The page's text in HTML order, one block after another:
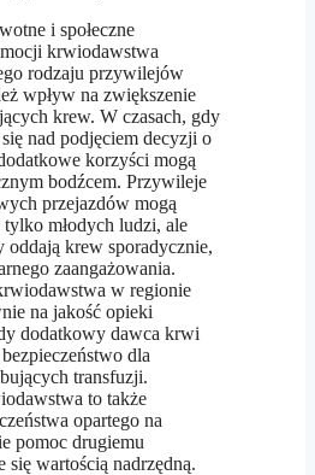
i społeczne
krwiodawstwa
rodzaju przywilejów
wpływ na zwiększenie
krew. W czasach, gdy
nad podjęciem decyzji o
korzyści mogą
bodźcem. Przywileje
przejazdów mogą
młodych ludzi, ale
oddają krew sporadycznie,
zaangażowania.
w regionie
na jakość opieki
dodatkowy dawca krwi
dla
transfuzji.
to także
opartego na
pomoc drugiemu
się wartością nadrzędną.